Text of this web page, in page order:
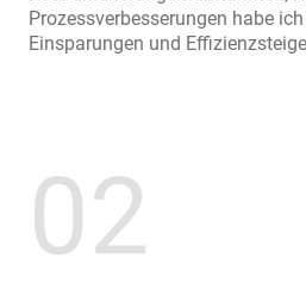
Prozessverbesserungen habe
Einsparungen und
02